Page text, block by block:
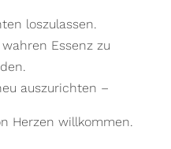
loszulassen.
Essenz zu
auszurichten –
Herzen willkommen.